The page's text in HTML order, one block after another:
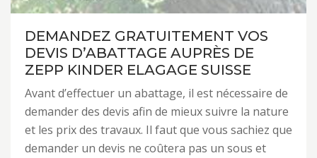
DEMANDEZ GRATUITEMENT VOS
DEVIS D’ABATTAGE AUPRÈS DE
ZEPP KINDER ELAGAGE SUISSE
Avant d’effectuer un abattage, il est nécessaire de
demander des devis afin de mieux suivre la nature
et les prix des travaux. Il faut que vous sachiez que
demander un devis ne coûtera pas un sous et